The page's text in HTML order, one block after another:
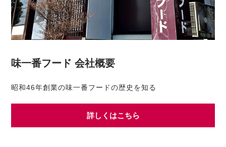
味一番フード 会社概要
昭和46年創業の味一番フードの歴史を知る
詳しくはこちら